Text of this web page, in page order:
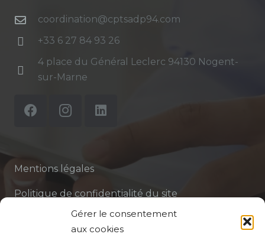
Gérer le consentement
aux cookies
coordination@cptsadp94.com
+33 6 27 84 93 26
4 place du Général Leclerc 94130 Nogent-
sur-Marne
Mentions légales
Politique de confidentialité du site
Politique de protection des données de la CPTS